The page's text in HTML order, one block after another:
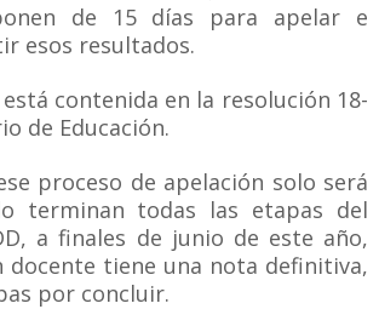
de 15 días para apelar e
esos resultados.
contenida en la resolución 18-
de Educación.
proceso de apelación solo será
terminan todas las etapas del
a finales de junio de este año,
docente tiene una nota definitiva,
por concluir.